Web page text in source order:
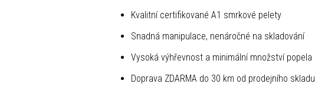
Kvalitní certifikované A1 smrkové pelety
Snadná manipulace, nenáročné na skladování
Vysoká výhřevnost a minimální množství popela
Doprava ZDARMA do 30 km od prodejního skladu